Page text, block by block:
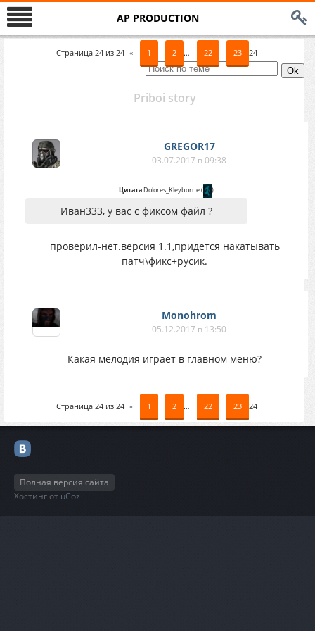
AP PRODUCTION
Страница 24из 24 « 1 2 … 22 23 24
Priboi story
GREGOR17
03.07.2017 в 09:38
ЦитатаDolores_Kleyborne( )
Иван333, у вас с фиксом файл ?
проверил-нет.версия 1.1,придется накатывать
патч\фикс+русик.
Monohrom
05.12.2017 в 13:50
Какая мелодия играет в главном меню?
Страница 24из 24 « 1 2 … 22 23 24
Полная версия сайта
Хостинг от uCoz